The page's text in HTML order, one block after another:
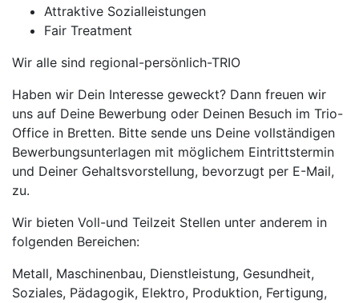
Attraktive Sozialleistungen
Fair Treatment
Wir alle sind regional-persönlich-TRIO
Haben wir Dein Interesse geweckt? Dann freuen wir
uns auf Deine Bewerbung oder Deinen Besuch im Trio-
Office in Bretten. Bitte sende uns Deine vollständigen
Bewerbungsunterlagen mit möglichem Eintrittstermin
und Deiner Gehaltsvorstellung, bevorzugt per E-Mail,
zu.
Wir bieten Voll-und Teilzeit Stellen unter anderem in
folgenden Bereichen:
Metall, Maschinenbau, Dienstleistung, Gesundheit,
Soziales, Pädagogik, Elektro, Produktion, Fertigung,